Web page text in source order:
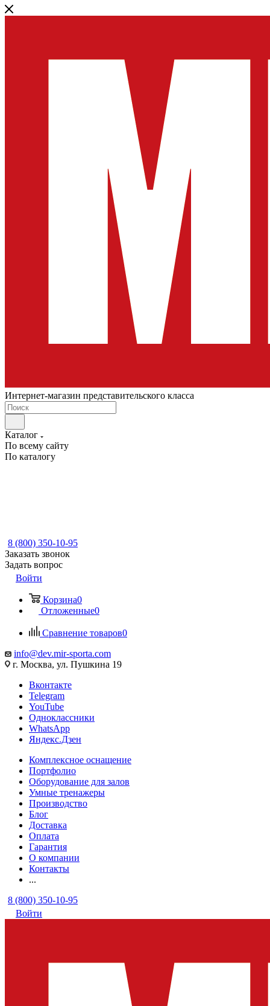
Интернет-магазин представительского класса
Каталог
По всему сайту
По каталогу
8 (800) 350-10-95
Заказать звонок
Задать вопрос
Войти
Корзина0
Отложенные0
Сравнение товаров0
info@dev.mir-sporta.com
г. Москва, ул. Пушкина 19
Вконтакте
Telegram
YouTube
Одноклассники
WhatsApp
Яндекс.Дзен
Комплексное оснащение
Портфолио
Оборудование для залов
Умные тренажеры
Производство
Блог
Доставка
Оплата
Гарантия
О компании
Контакты
...
8 (800) 350-10-95
Войти